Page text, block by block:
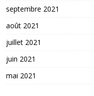
septembre 2021
août 2021
juillet 2021
juin 2021
mai 2021